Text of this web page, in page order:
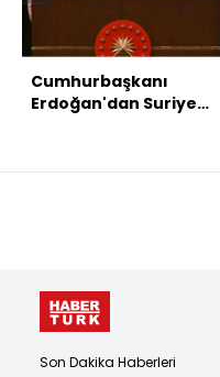
Cumhurbaşkanı
Erdoğan'dan Suriye
Son Dakika Haberleri